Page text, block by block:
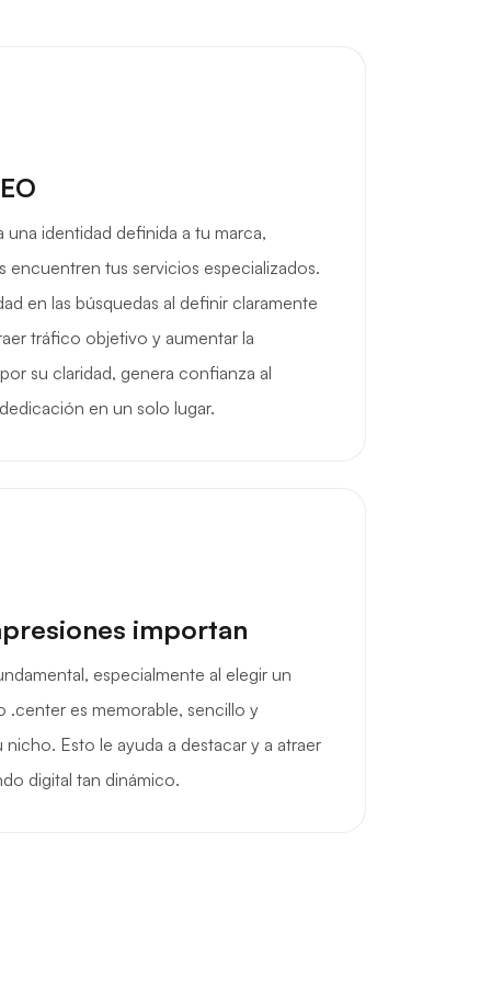
identidad definida a tu marca,
encuentren tus servicios especializados.
en las búsquedas al definir claramente
tráfico objetivo y aumentar la
su claridad, genera confianza al
en un solo lugar.
importan
especialmente al elegir un
.center es memorable, sencillo y
Esto le ayuda a destacar y a atraer
digital tan dinámico.